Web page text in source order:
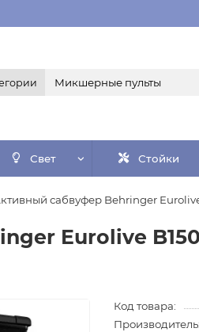
Свет Стойки
сабвуфер Behringer
Eurolive
Код товара:
Производитель: